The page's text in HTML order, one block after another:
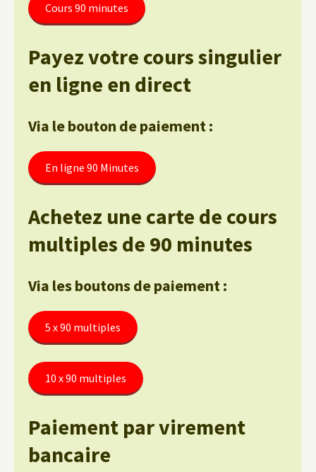
Cours 90 minutes
Payez votre cours singulier
en ligne en direct
Via le bouton de paiement :
En ligne 90 Minutes
Achetez une carte de cours
multiples de 90 minutes
Via les boutons de paiement :
5 x 90 multiples
10 x 90 multiples
Paiement par virement
bancaire